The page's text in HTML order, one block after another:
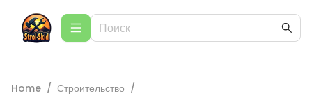
Home / Строительство /